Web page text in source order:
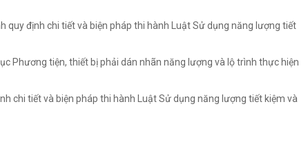
quy định chi tiết và biện pháp thi hành Luật Sử dụng năng lượng tiết
Phương tiện, thiết bị phải dán nhãn năng lượng và lộ trình thực hiện
chi tiết và biện pháp thi hành Luật Sử dụng năng lượng tiết kiệm và